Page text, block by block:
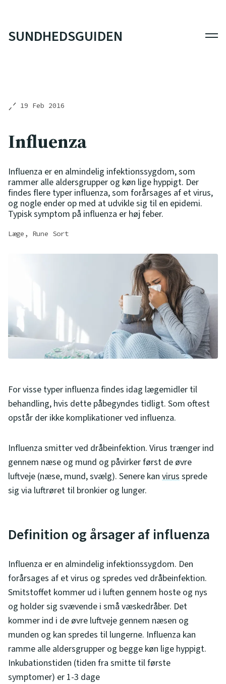
SUNDHEDSGUIDEN
19 Feb 2016
Influenza
Influenza er en almindelig infektionssygdom, som
rammer alle aldersgrupper og køn lige hyppigt. Der
findes flere typer influenza, som forårsages af et virus,
og nogle ender op med at udvikle sig til en epidemi.
Typisk symptom på influenza er høj feber.
Læge, Rune Sort
For visse typer influenza findes idag lægemidler til
behandling, hvis dette påbegyndes tidligt. Som oftest
opstår der ikke komplikationer ved influenza.
Influenza smitter ved dråbeinfektion. Virus trænger ind
gennem næse og mund og påvirker først de øvre
luftveje (næse, mund, svælg). Senere kan virus sprede
sig via luftrøret til bronkier og lunger.
Definition og årsager af influenza
Influenza er en almindelig infektionssygdom. Den
forårsages af et virus og spredes ved dråbeinfektion.
Smitstoffet kommer ud i luften gennem hoste og nys
og holder sig svævende i små væskedråber. Det
kommer ind i de øvre luftveje gennem næsen og
munden og kan spredes til lungerne. Influenza kan
ramme alle aldersgrupper og begge køn lige hyppigt.
Inkubationstiden (tiden fra smitte til første
symptomer) er 1-3 dage